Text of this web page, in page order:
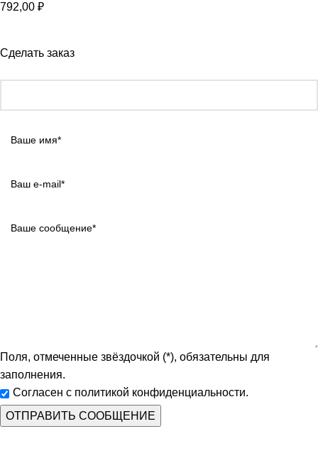
792,00 ₽
Сделать заказ
Поля, отмеченные звёздочкой (*), обязательны для
заполнения.
Согласен с политикой конфиденциальности.